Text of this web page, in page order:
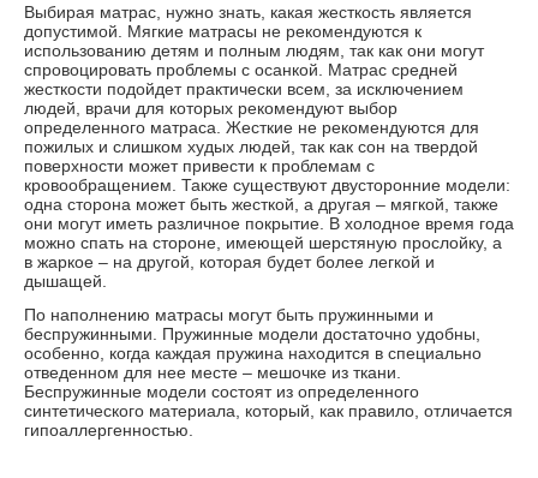
Выбирая матрас, нужно знать, какая жесткость является
допустимой. Мягкие матрасы не рекомендуются к
использованию детям и полным людям, так как они могут
спровоцировать проблемы с осанкой. Матрас средней
жесткости подойдет практически всем, за исключением
людей, врачи для которых рекомендуют выбор
определенного матраса. Жесткие не рекомендуются для
пожилых и слишком худых людей, так как сон на твердой
поверхности может привести к проблемам с
кровообращением. Также существуют двусторонние модели:
одна сторона может быть жесткой, а другая – мягкой, также
они могут иметь различное покрытие. В холодное время года
можно спать на стороне, имеющей шерстяную прослойку, а
в жаркое – на другой, которая будет более легкой и
дышащей.
По наполнению матрасы могут быть пружинными и
беспружинными. Пружинные модели достаточно удобны,
особенно, когда каждая пружина находится в специально
отведенном для нее месте – мешочке из ткани.
Беспружинные модели состоят из определенного
синтетического материала, который, как правило, отличается
гипоаллергенностью.